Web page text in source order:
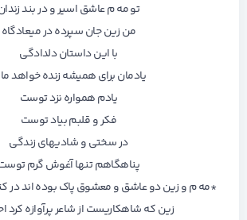
تو مه م عاشق اسیر و در بند
من زین جان سپرده در میعادگاه
با این داستان دلدادگی
یادمان برای همیشه زنده خواهد
یادم همواره نزد توست
فکر و قلبم بیاد توست
در سختی و شادیهای زندگی
پناهگاهم تنها آغوش گرم
*مه م و زین دو عاشق و معشوق پاک بوده اند در
زین که شاهکاریست از شاعر پرآوازه کرد